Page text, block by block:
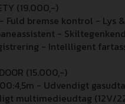
(19.000,-)
bremse kontrol - Lys &
-
- Intellligent
(15.000,-)
- Udvendigt
multimedieudtag (12V/